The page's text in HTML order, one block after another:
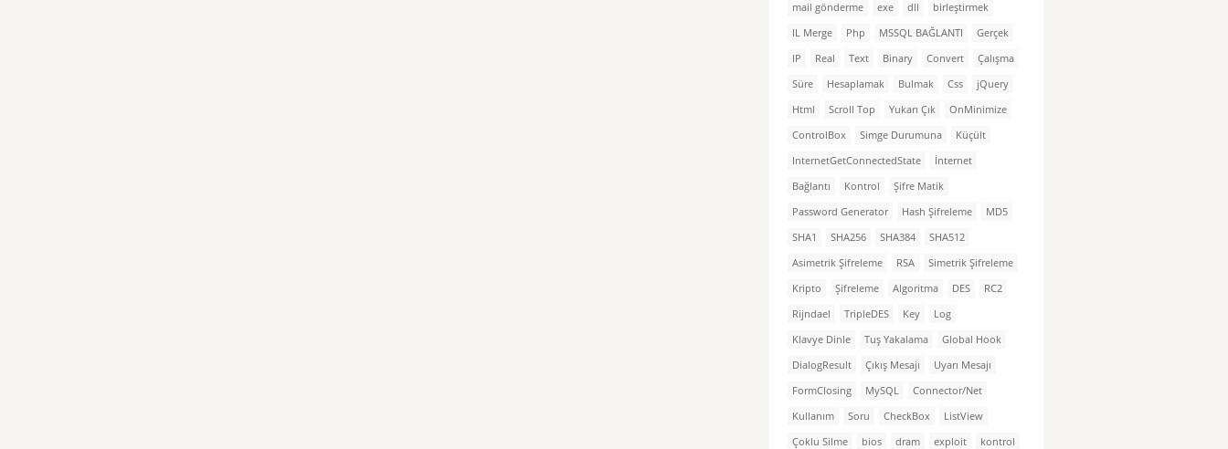
mail gönderme
exe dll
birleştirmek
IL Merge
Php MSSQL BAĞLANTI
Gerçek
IP
Real Text Binary Convert
Çalışma
Süre
Hesaplamak Bulmak Css
jQuery
Html
Scroll Top Yukarı Çık
OnMinimize
ControlBox
Simge Durumuna
Küçült
InternetGetConnectedState
İnternet
Bağlantı
Kontrol
Şifre Matik
Password Generator
Hash Şifreleme
MD5
SHA1
SHA256 SHA384
SHA512
Asimetrik Şifreleme
RSA
Simetrik Şifreleme
Kripto
Şifreleme Algoritma DES
RC2
Rijndael
TripleDES Key
Log
Klavye Dinle
Tuş Yakalama
Global Hook
DialogResult
Çıkış Mesajı
Uyarı Mesajı
FormClosing
MySQL
Connector/Net
Kullanım
Soru CheckBox
ListView
Çoklu Silme
bios dram exploit
kontrol